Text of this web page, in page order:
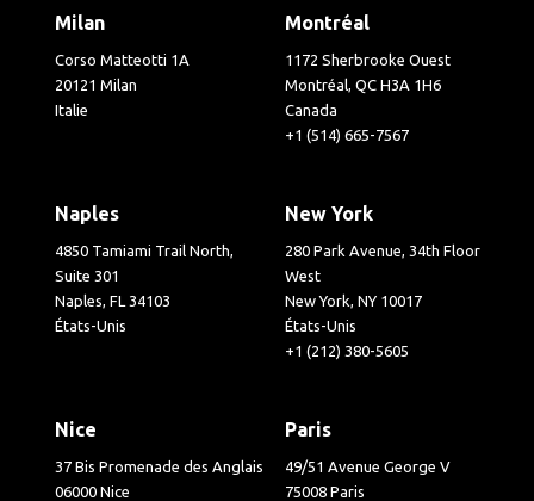
Milan
Corso Matteotti 1A
20121 Milan
Italie
Montréal
1172 Sherbrooke Ouest
Montréal, QC H3A 1H6
Canada
+1 (514) 665-7567
Naples
4850 Tamiami Trail North,
Suite 301
Naples, FL 34103
États-Unis
New York
280 Park Avenue, 34th Floor
West
New York, NY 10017
États-Unis
+1 (212) 380-5605
Nice
37 Bis Promenade des Anglais
06000 Nice
Paris
49/51 Avenue George V
75008 Paris